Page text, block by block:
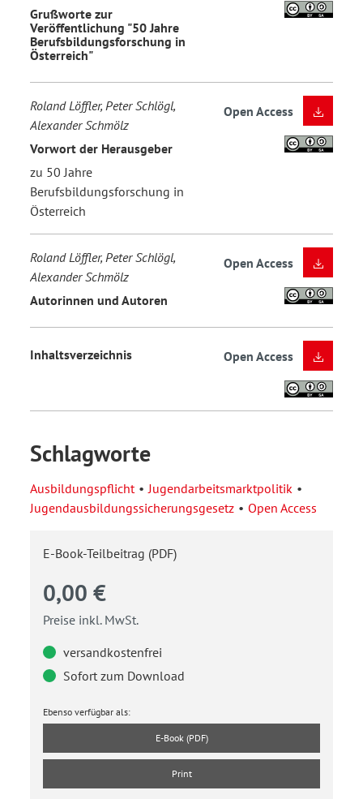
Grußworte zur
Veröffentlichung "50 Jahre
Berufsbildungsforschung in
Österreich"
Roland Löffler, Peter Schlögl,
Alexander Schmölz
Vorwort der Herausgeber
zu 50 Jahre
Berufsbildungsforschung in
Österreich
Open Access
Roland Löffler, Peter Schlögl,
Alexander Schmölz
Autorinnen und Autoren
Open Access
Inhaltsverzeichnis Open Access
Schlagworte
Ausbildungspflicht
Jugendarbeitsmarktpolitik
Jugendausbildungssicherungsgesetz
Open Access
E-Book-Teilbeitrag (PDF)
0,00 €
Preise inkl. MwSt.
versandkostenfrei
Sofort zum Download
Ebenso verfügbar als:
E-Book (PDF)
Print